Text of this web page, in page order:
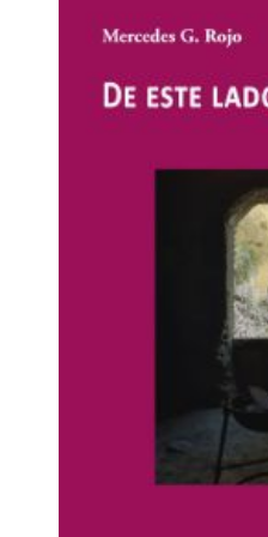
de una a otra, dejándolos
de la Reina, Sajambre,
Picos de Europa (lanzas
largo costillar cántabro
Ubiña, Luna, Babia, valle
Isidoro, es luz y solo luz la
del sur (Tuerto, Duerna,
Montes de León, Tebaida
jardines del Bierzo,
Ancares, olimpo del
Cabrera... Y aun con todo
importante aquí son sus
Gentes adustas
Hospitalarias con los que
hostiles con los que
sus gentes cobijadas
y sus costumbres, santas